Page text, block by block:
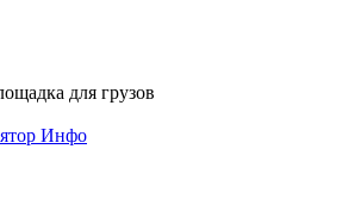
для грузов
Инфо